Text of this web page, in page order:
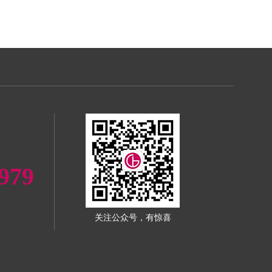
关注公众号，有惊喜